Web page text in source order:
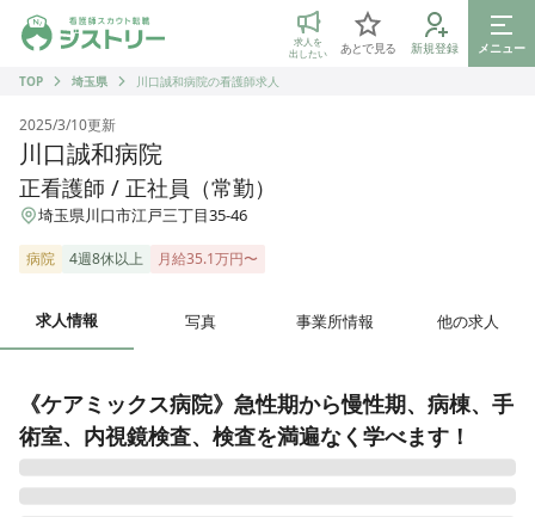
ジストリー 看護師の転職マッチング
求人を
出したい
あとで見る 新規登録
メニュー
TOP
埼玉県 川口誠和病院の看護師求人
2025/3/10更新
川口誠和病院
正看護師 / 正社員（常勤）
埼玉県川口市江戸三丁目35-46
病院 4週8休以上 月給35.1万円〜
求人情報 写真 事業所情報 他の求人
《ケアミックス病院》急性期から慢性期、病棟、手
術室、内視鏡検査、検査を満遍なく学べます！